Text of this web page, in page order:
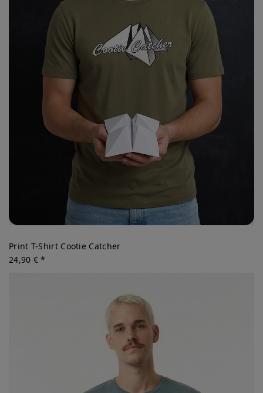
Print T-Shirt Cootie Catcher
24,90 € *